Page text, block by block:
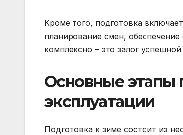
Кроме того, подготовка
планирование смен,
комплексно – это залог
Основные этапы
эксплуатации
Подготовка к зиме состоит из